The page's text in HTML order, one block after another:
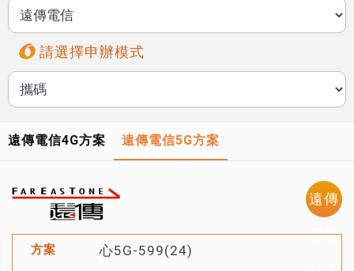
請選擇申辦模式
遠傳電信4G方案 遠傳電信5G方案
遠傳
電信
心5G-599(24)